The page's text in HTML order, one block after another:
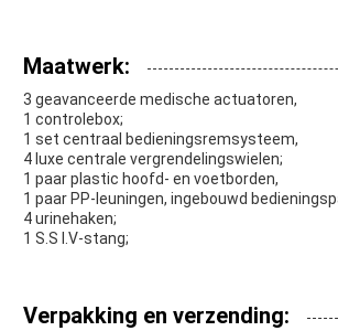
Maatwerk:
3 geavanceerde medische actuatoren,
1 controlebox;
1 set centraal bedieningsremsysteem,
4 luxe centrale vergrendelingswielen;
1 paar plastic hoofd- en voetborden,
1 paar PP-leuningen, ingebouwd
4 urinehaken;
1 S.S I.V-stang;
Verpakking en verzending: